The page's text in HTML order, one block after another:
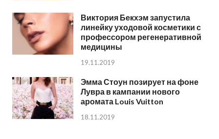
Виктория Бекхэм запустила
линейку уходовой косметики с
профессором регенеративной
медицины
19.11.2019
Эмма Стоун позирует на фоне
Лувра в кампании нового
аромата Louis Vuitton
18.11.2019